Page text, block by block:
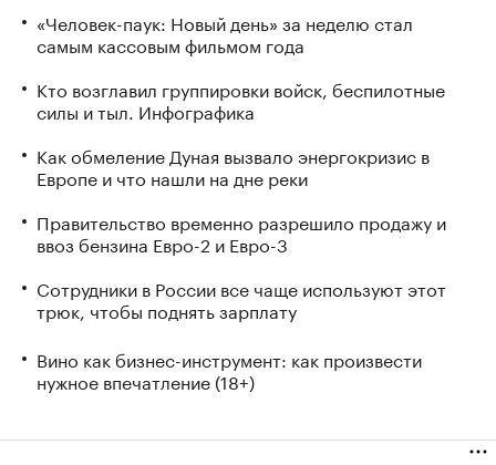
«Человек-паук: Новый день» за неделю стал
самым кассовым фильмом года
Кто возглавил группировки войск, беспилотные
силы и тыл. Инфографика
Как обмеление Дуная вызвало энергокризис в
Европе и что нашли на дне реки
Правительство временно разрешило продажу и
ввоз бензина Евро-2 и Евро-3
Сотрудники в России все чаще используют этот
трюк, чтобы поднять зарплату
Вино как бизнес-инструмент: как произвести
нужное впечатление (18+)